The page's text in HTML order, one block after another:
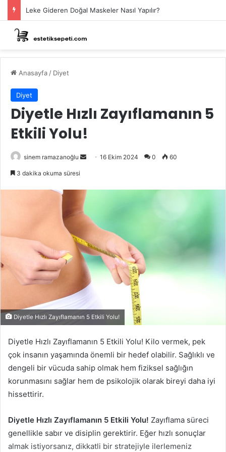
Leke Gideren Doğal Maskeler Nasıl Yapılır?
Anasayfa / Diyet
Diyet
Diyetle Hızlı Zayıflamanın 5
Etkili Yolu!
sinem ramazanoğlu
Bir
göndermek
16 Ekim 2024 0 60
3 dakika okuma süresi
Diyetle Hızlı Zayıflamanın 5 Etkili Yolu!
Diyetle Hızlı Zayıflamanın 5 Etkili Yolu! Kilo vermek, pek
çok insanın yaşamında önemli bir hedef olabilir. Sağlıklı ve
dengeli bir vücuda sahip olmak hem fiziksel sağlığın
korunmasını sağlar hem de psikolojik olarak bireyi daha iyi
hissettirir.
Diyetle Hızlı Zayıflamanın 5 Etkili Yolu! Zayıflama süreci
genellikle sabır ve disiplin gerektirir. Eğer hızlı sonuçlar
almak istiyorsanız, dikkatli bir stratejiyle ilerlemeniz